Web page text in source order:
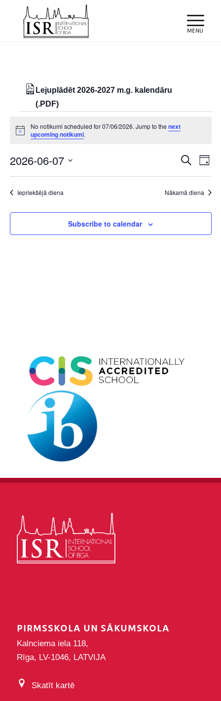
Lejuplādēt 2026-2027 m.g. kalendāru
(.PDF)
Notikumi
for
07/06/2026
Notice
No notikumi scheduled for 07/06/2026. Jump to thenext
upcoming notikumi.
Search
and
Meklēt
Day
2026-06-07
Select
date.Iepriekšējā diena Nākamā diena
Subscribe to calendar
PIRMSSKOLA UN SĀKUMSKOLA
Kalnciema iela 118,
Rīga, LV-1046, LATVIJA
Skatīt kartē